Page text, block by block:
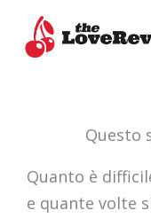
Questo
Quanto è
e quante volte